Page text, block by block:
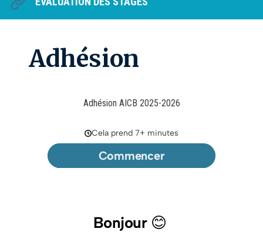
Adhésion
Adhésion AICB 2025-2026